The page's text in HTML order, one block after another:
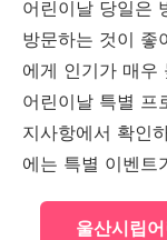
어린이날 당일은
방문하는 것이 좋
에게 인기가 매우
어린이날 특별 프
지사항에서 확인
에는 특별 이벤트
울산시립